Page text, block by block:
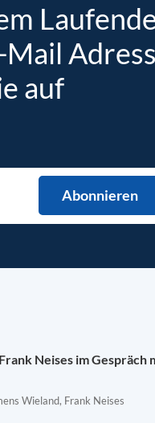
Mail
auf
Neises im Gespräch
Wieland, Frank Neises